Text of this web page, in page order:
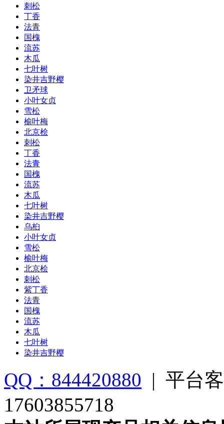
刺松
丁香
法青
国槐
流苏
木瓜
七叶树
染井吉野樱
卫矛球
小叶女贞
雪松
榆叶梅
北京桧
刺松
丁香
法青
国槐
流苏
木瓜
七叶树
染井吉野樱
乌桕
小叶女贞
雪松
榆叶梅
北京桧
刺松
紫丁香
法青
国槐
流苏
木瓜
七叶树
染井吉野樱
QQ：844420880 | 平台
17603855718